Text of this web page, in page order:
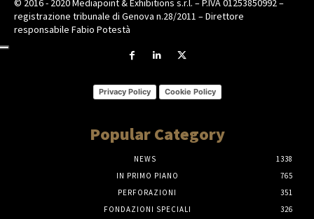
© 2016 - 2020 Mediapoint & Exhibitions s.r.l. – P.IVA 01253850992 –
registrazione tribunale di Genova n.28/2011 – Direttore
responsabile Fabio Potestà
Privacy Policy Cookie Policy
Popular Category
NEWS
1338
IN PRIMO PIANO
765
PERFORAZIONI
351
FONDAZIONI SPECIALI
326